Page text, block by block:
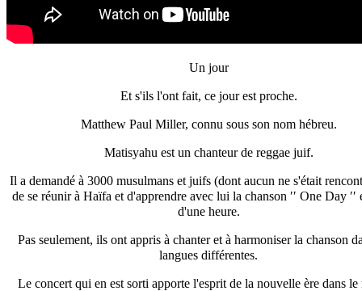
Un jour
Et s'ils l'ont fait, ce jour est proche.
Matthew Paul Miller, connu sous son nom hébreu.
Matisyahu est un chanteur de reggae juif.
Il a demandé à 3000 musulmans et juifs (dont aucun ne s'était
de se réunir à Haïfa et d'apprendre avec lui la chanson ′′ One Day ′′
d'une heure.
Pas seulement, ils ont appris à chanter et à harmoniser la chanson
langues différentes.
Le concert qui en est sorti apporte l'esprit de la nouvelle ère dans le